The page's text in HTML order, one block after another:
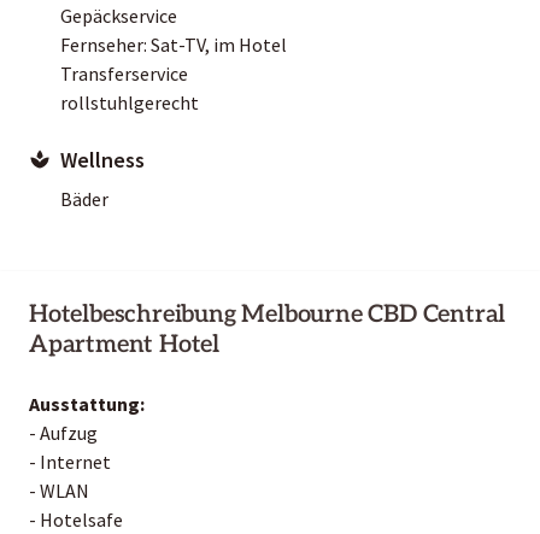
Gepäckservice
Fernseher: Sat-TV, im Hotel
Transferservice
rollstuhlgerecht
Wellness
Bäder
Hotelbeschreibung Melbourne CBD Central
Apartment Hotel
Ausstattung:
- Aufzug
- Internet
- WLAN
- Hotelsafe